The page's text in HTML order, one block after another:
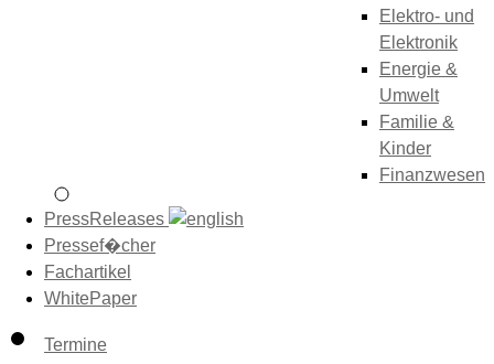
Elektro- und
Elektronik
Energie &
Umwelt
Familie &
Kinder
Finanzwesen
PressReleases
Pressef�cher
Fachartikel
WhitePaper
Termine